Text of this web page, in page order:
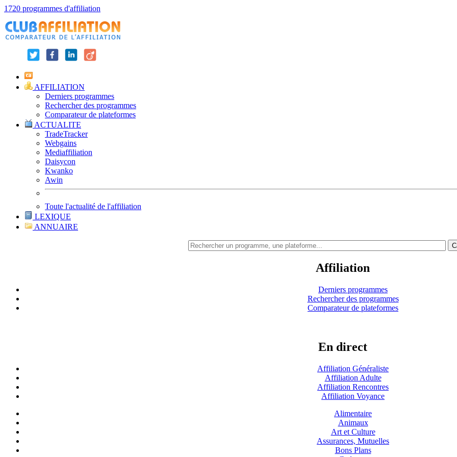
1720 programmes d'affiliation
AFFILIATION
Derniers programmes
Rechercher des programmes
Comparateur de plateformes
ACTUALITE
TradeTracker
Webgains
Mediaffiliation
Daisycon
Kwanko
Awin
Toute l'actualité de l'affiliation
LEXIQUE
ANNUAIRE
Affiliation
Derniers programmes
Rechercher des programmes
Comparateur de plateformes
En direct
Affiliation Généraliste
Affiliation Adulte
Affiliation Rencontres
Affiliation Voyance
Alimentaire
Animaux
Art et Culture
Assurances, Mutuelles
Bons Plans